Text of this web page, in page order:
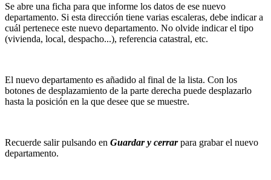
Se abre una ficha para que informe los datos de ese nuevo
departamento. Si esta dirección tiene varias escaleras, debe indicar a
cuál pertenece este nuevo departamento. No olvide indicar el tipo
(vivienda, local, despacho...), referencia catastral, etc.
El nuevo departamento es añadido al final de la lista. Con los
botones de desplazamiento de la parte derecha puede desplazarlo
hasta la posición en la que desee que se muestre.
Recuerde salir pulsando en Guardar y cerrarpara grabar el nuevo
departamento.